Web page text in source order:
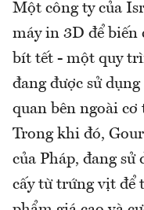
Một công ty của
máy in 3D để biến
bít tết - một quy
đang được sử
quan bên ngoài cơ
Trong khi đó,
của Pháp, đang sử
cấy từ trứng vịt để